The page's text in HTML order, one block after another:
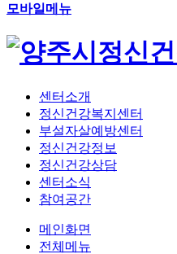
모바일메뉴
센터소개
정신건강복지센터
부설자살예방센터
정신건강정보
정신건강상담
센터소식
참여공간
메인화면
전체메뉴